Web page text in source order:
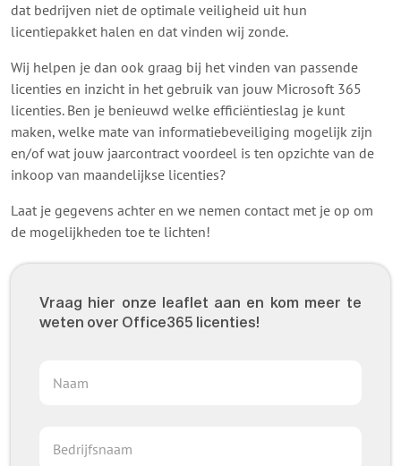
dat bedrijven niet de optimale veiligheid uit hun
licentiepakket halen en dat vinden wij zonde.
Wij helpen je dan ook graag bij het vinden van passende
licenties en inzicht in het gebruik van jouw Microsoft 365
licenties. Ben je benieuwd welke efficiëntieslag je kunt
maken, welke mate van informatiebeveiliging mogelijk zijn
en/of wat jouw jaarcontract voordeel is ten opzichte van de
inkoop van maandelijkse licenties?
Laat je gegevens achter en we nemen contact met je op om
de mogelijkheden toe te lichten!
Vraag hier onze leaflet aan en kom meer te
weten over Office365 licenties!